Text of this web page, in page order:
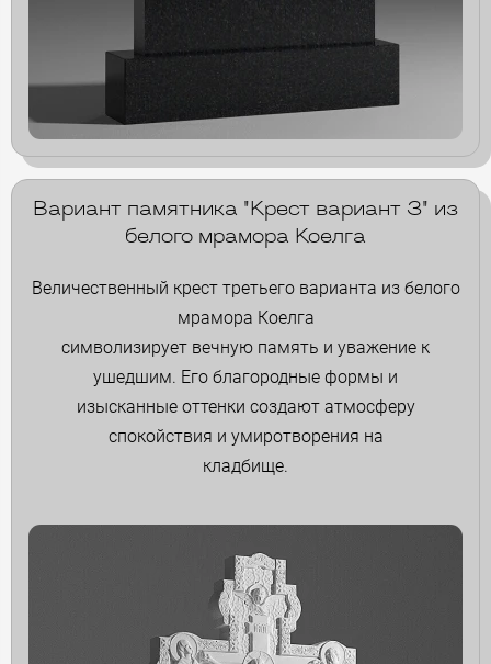
Вариант памятника "Крест вариант 3" из
белого мрамора Коелга
Величественный крест третьего варианта из белого
мрамора Коелга
символизирует вечную память и уважение к
ушедшим. Его благородные формы и
изысканные оттенки создают атмосферу
спокойствия и умиротворения на
кладбище.